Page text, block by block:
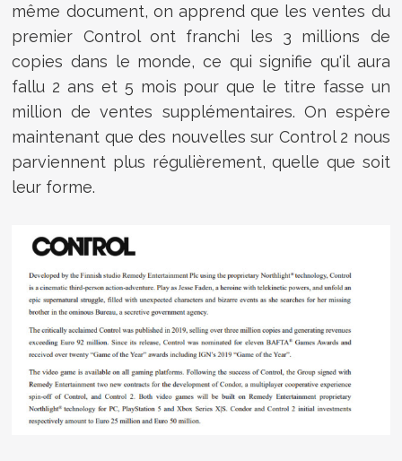
même document, on apprend que les ventes du
premier Control ont franchi les 3 millions de
copies dans le monde, ce qui signifie qu'il aura
fallu 2 ans et 5 mois pour que le titre fasse un
million de ventes supplémentaires. On espère
maintenant que des nouvelles sur Control 2 nous
parviennent plus régulièrement, quelle que soit
leur forme.